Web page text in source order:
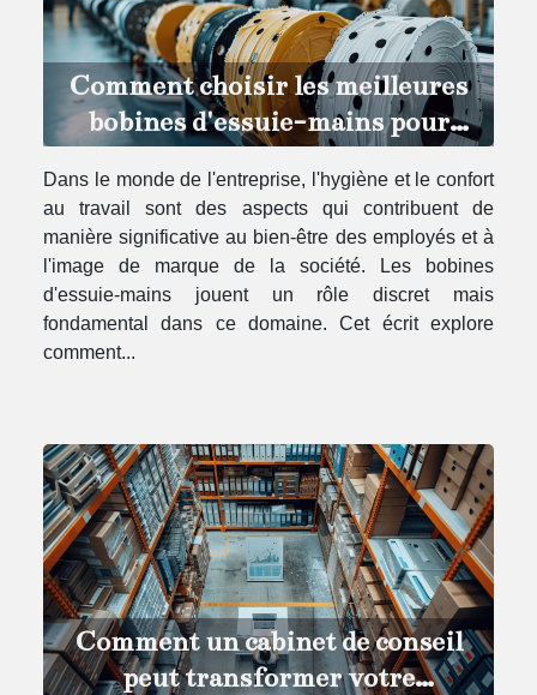
Comment choisir les meilleures
bobines d'essuie-mains pour
Dans le monde de l'entreprise, l'hygiène et le confort
au travail sont des aspects qui contribuent de
manière significative au bien-être des employés et à
l'image de marque de la société. Les bobines
d'essuie-mains jouent un rôle discret mais
fondamental dans ce domaine. Cet écrit explore
comment...
Comment un cabinet de conseil
peut transformer votre